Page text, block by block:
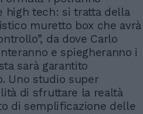
high tech: si tratta della
muretto box che avrà
da dove Carlo
e spiegheranno i
sarà garantito
Uno studio super
di sfruttare la realtà
di semplificazione delle